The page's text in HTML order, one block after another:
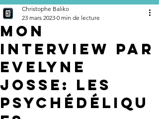
Mon
interview par
Evelyne
Josse: Les
psychédéliqu
Christophe Baliko
23 mars 2023 0 min de lecture